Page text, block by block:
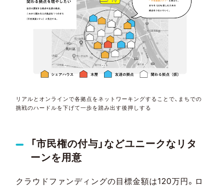
リアルとオンラインで各拠点をネットワーキングすることで、まちでの
挑戦のハードルを下げて一歩を踏み出す後押しする
「市民権の付与」などユニークなリタ
ーンを用意
クラウドファンディングの目標金額は120万円。ロ